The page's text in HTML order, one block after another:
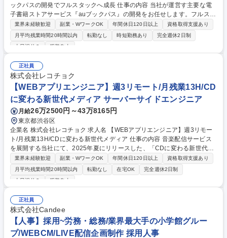
ックパスの開発でフルスタックへ成長 仕事の内容 当社が運営す主要な電
子書籍ストアサービス『auブックパス』の開発をお任せします。フルスタ
ックエンジニアとしてフロントエンド開発/バックエンド開発の両方に携わ
っていただきます。 【具体的には】 ■TypeScript(React+Next.js)を使用し
たサーバレス環境でのフロントエンド開発 ■PHPを使用したCMSツールの
のリリース ■プロダクトオーナーやステークホルダーとのコミュニケーシ
ョン及び仕様の作成 募集職種 【週3在宅OK】電子書籍ストアauブックパ
スの開発でフルスタックへ成長
業界未経験歓迎 副業・WワークOK 年間休日120日以上
資格取得支援あり
月平均残業時間20時間以内
転勤なし 時短勤務あり
完全週休2日制
土日祝休み
服装自由
正社員
株式会社レコチョク
【WEBアプリエンジニア】週3リモート/月残業13H/CD
に変わる新世代メディア サーバーサイドエンジニア
月給26万2500円～43万8165円
東京都渋谷区
企業名 株式会社レコチョク 求人名 【WEBアプリエンジニア】週3リモー
ト/月残業13H/CDに変わる新世代メディア 仕事の内容 音楽配信サービス
を展開する当社にて、2025年夏にリリースした、「CDに変わる新世代メ
ディア」である新世代メディア「PlayPASS PAK」に関連するプロダクト
の開発エンジニアをお任せします。 【業務詳細】API（Python/FastAPI o
n AWS）の設計・技術選定・開発・運用をご担当いただきます。ネイティ
域は固定しません。ネイティブアプリの機能開発にも参加いただけます。
「APIを作って終わり」ではなく、Kotlin Multiplatform のアプリ側実装ま
で踏み込めるため、サーバーエンジニアからフルサイクルエンジニアへキ
ャリアップ可能です！ 募集職種 【WEBアプリエンジニア】週3リモート/
月残業13H/CDに変わる新世代メディア
業界未経験歓迎 副業・WワークOK 年間休日120日以上
資格取得支援あり
月平均残業時間20時間以内
転勤なし 在宅OK
完全週休2日制
土日祝休み
服装自由
正社員
株式会社Candee
【人事】採用~労務・総務/業界最大手の小学館グルー
プ/WEBCM/LIVE配信企画制作 採用人事